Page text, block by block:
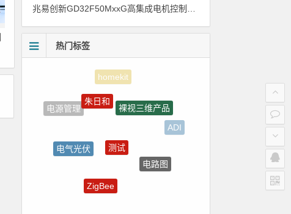
热门标签
电源管理
朱日和
裸视三维产品
ADI
电气光伏
电路图
ZigBee